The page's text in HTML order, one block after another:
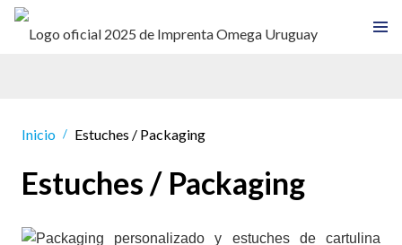
Inicio / Estuches / Packaging
Estuches / Packaging